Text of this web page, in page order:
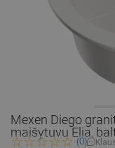
Mexen Diego
maišytuvu Elia,
(0)